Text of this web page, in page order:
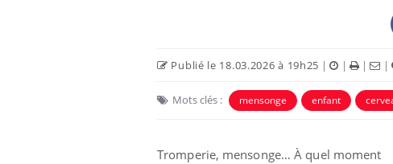
Publié le 18.03.2026 à 19h25 | | | |
Mots clés : mensonge enfant
Tromperie, mensonge… À quel moment